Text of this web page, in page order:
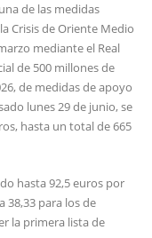
de las medidas
Crisis de Oriente Medio
mediante el Real
de 500 millones de
de medidas de apoyo
lunes 29 de junio, se
hasta un total de 665
hasta 92,5 euros por
38,33 para los de
la primera lista de